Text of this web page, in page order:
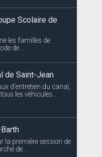
Scolaire de
les familles de
de...
de Saint-Jean
d’entretien du canal,
les véhicules...
la première session de
de...